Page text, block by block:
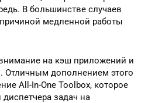
В большинстве случаев
медленной работы
на кэш приложений и
Отличным дополнением этого
All-In-One Toolbox, которое
задач на